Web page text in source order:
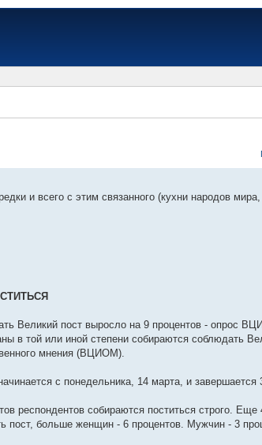
и всего с этим связанного (кухни народов
Великий пост выросло на 9 процентов - опрос
в той или иной степени собираются соблюдать
мнения (ВЦИОМ).
с понедельника, 14 марта, и завершается
респондентов собираются поститься строго.
пост, больше женщин - 6 процентов. Мужчин - 3